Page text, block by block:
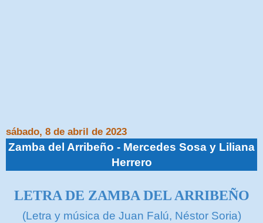
sábado, 8 de abril de 2023
Zamba del Arribeño - Mercedes Sosa y Liliana
Herrero
LETRA DE ZAMBA DEL ARRIBEÑO
(Letra y música de Juan Falú, Néstor Soria)